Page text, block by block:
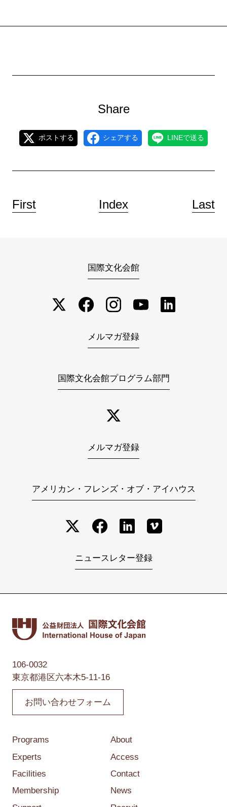
Share
ポストする シェアする LINEで送る
First Index Last
国際文化会館
メルマガ登録
国際文化会館プログラム部門
メルマガ登録
アメリカン・フレンズ・オブ・アイハウス
ニュースレター登録
106-0032
東京都港区六本木5-11-16
お問い合わせフォーム
Programs
Experts
Facilities
Membership
About
Access
Contact
News